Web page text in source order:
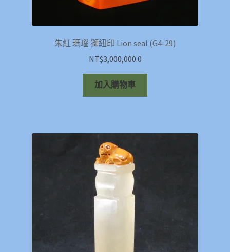
朱紅 瑪瑙 獅紐印 Lion seal (G4-29)
NT$3,000,000.0
加入購物車